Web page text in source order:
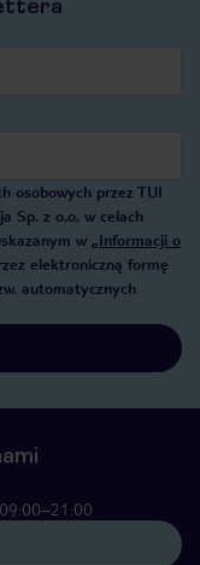
osobowych przez TUI
Sp. z o.o. w celach
w „Informacji o
elektroniczną formę
automatycznych